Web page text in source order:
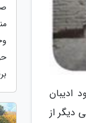
ادیبان
دیگر از